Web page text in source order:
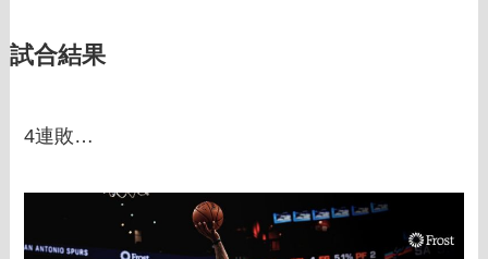
試合結果
4連敗…